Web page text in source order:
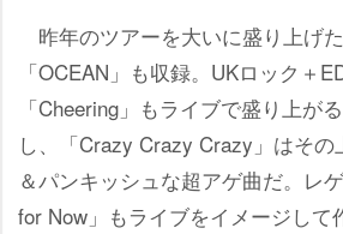
昨年のツアーを大いに盛り上げ
「OCEAN」も収録。UKロック＋
「Cheering」もライブで盛り上が
し、「Crazy Crazy Crazy」はそ
＆パンキッシュな超アゲ曲だ。レ
for Now」もライブをイメージして